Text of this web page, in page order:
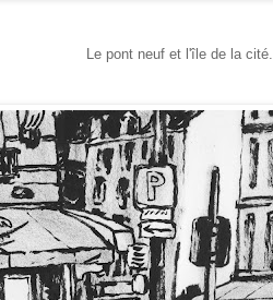
Le pont neuf et l'île de la cité.